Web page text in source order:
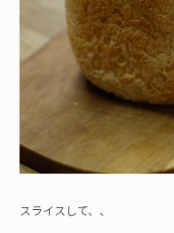
スライスして、、